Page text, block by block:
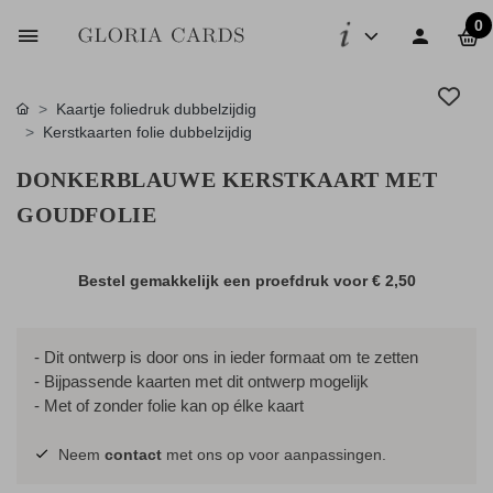
0
Kaartje foliedruk dubbelzijdig
Kerstkaarten folie dubbelzijdig
DONKERBLAUWE KERSTKAART MET
GOUDFOLIE
Bestel gemakkelijk een proefdruk voor€ 2,50
- Dit ontwerp is door ons in ieder formaat om te zetten
- Bijpassende kaarten met dit ontwerp mogelijk
- Met of zonder folie kan op élke kaart
Neem contact met ons op voor aanpassingen.